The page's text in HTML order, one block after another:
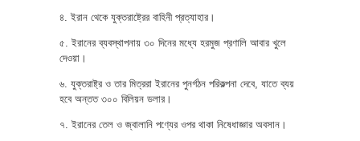
৪. ইরান থেকে যুক্তরাষ্ট্রের বাহিনী প্রত্যাহার।
৫. ইরানের ব্যবস্থাপনায় ৩০ দিনের মধ্যে হরমুজ প্রণালি আবার খুলে
দেওয়া।
৬. যুক্তরাষ্ট্র ও তার মিত্ররা ইরানের পুনর্গঠন পরিকল্পনা দেবে, যাতে ব্যয়
হবে অন্তত ৩০০ বিলিয়ন ডলার।
৭. ইরানের তেল ও জ্বালানি পণ্যের ওপর থাকা নিষেধাজ্ঞার অবসান।